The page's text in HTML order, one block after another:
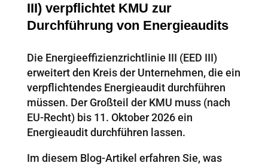
III) verpflichtet KMU zur
Durchführung von Energieaudits
Die Energieeffizienzrichtlinie III (EED III)
erweitert den Kreis der Unternehmen, die ein
verpflichtendes Energieaudit durchführen
müssen. Der Großteil der KMU muss (nach
EU-Recht) bis 11. Oktober 2026 ein
Energieaudit durchführen lassen.
Im diesem Blog-Artikel erfahren Sie, was